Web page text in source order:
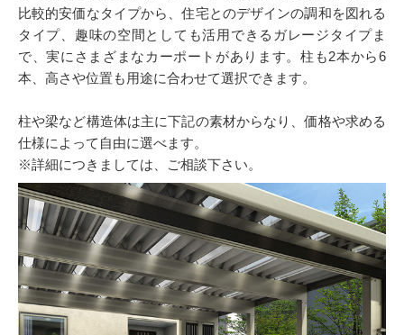
比較的安価なタイプから、住宅とのデザインの調和を図れる
タイプ、趣味の空間としても活用できるガレージタイプま
で、実にさまざまなカーポートがあります。柱も2本から6
本、高さや位置も用途に合わせて選択できます。
柱や梁など構造体は主に下記の素材からなり、価格や求める
仕様によって自由に選べます。
※詳細につきましては、ご相談下さい。